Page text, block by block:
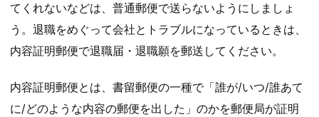
てくれないなどは、普通郵便で送らないようにしましょ
う。退職をめぐって会社とトラブルになっているときは、
内容証明郵便で退職届・退職願を郵送してください。
内容証明郵便とは、書留郵便の一種で「誰が/いつ/誰あて
に/どのような内容の郵便を出した」のかを郵便局が証明